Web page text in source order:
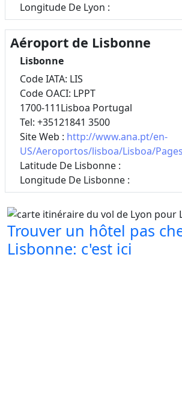
Longitude De Lyon :
Aéroport de Lisbonne
Lisbonne
Code IATA: LIS
Code OACI: LPPT
1700-111Lisboa Portugal
Tel: +35121841 3500
Site Web : http://www.ana.pt/en-
US/Aeroportos/lisboa/Lisboa/
Latitude De Lisbonne :
Longitude De Lisbonne :
Trouver un hôtel pas
Lisbonne: c'est ici